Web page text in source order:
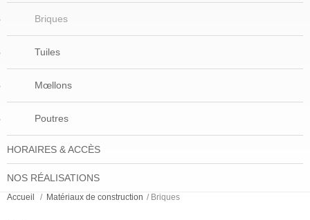
Briques
Tuiles
Mœllons
Poutres
HORAIRES & ACCÈS
NOS RÉALISATIONS
Accueil / Matériaux de construction / Briques